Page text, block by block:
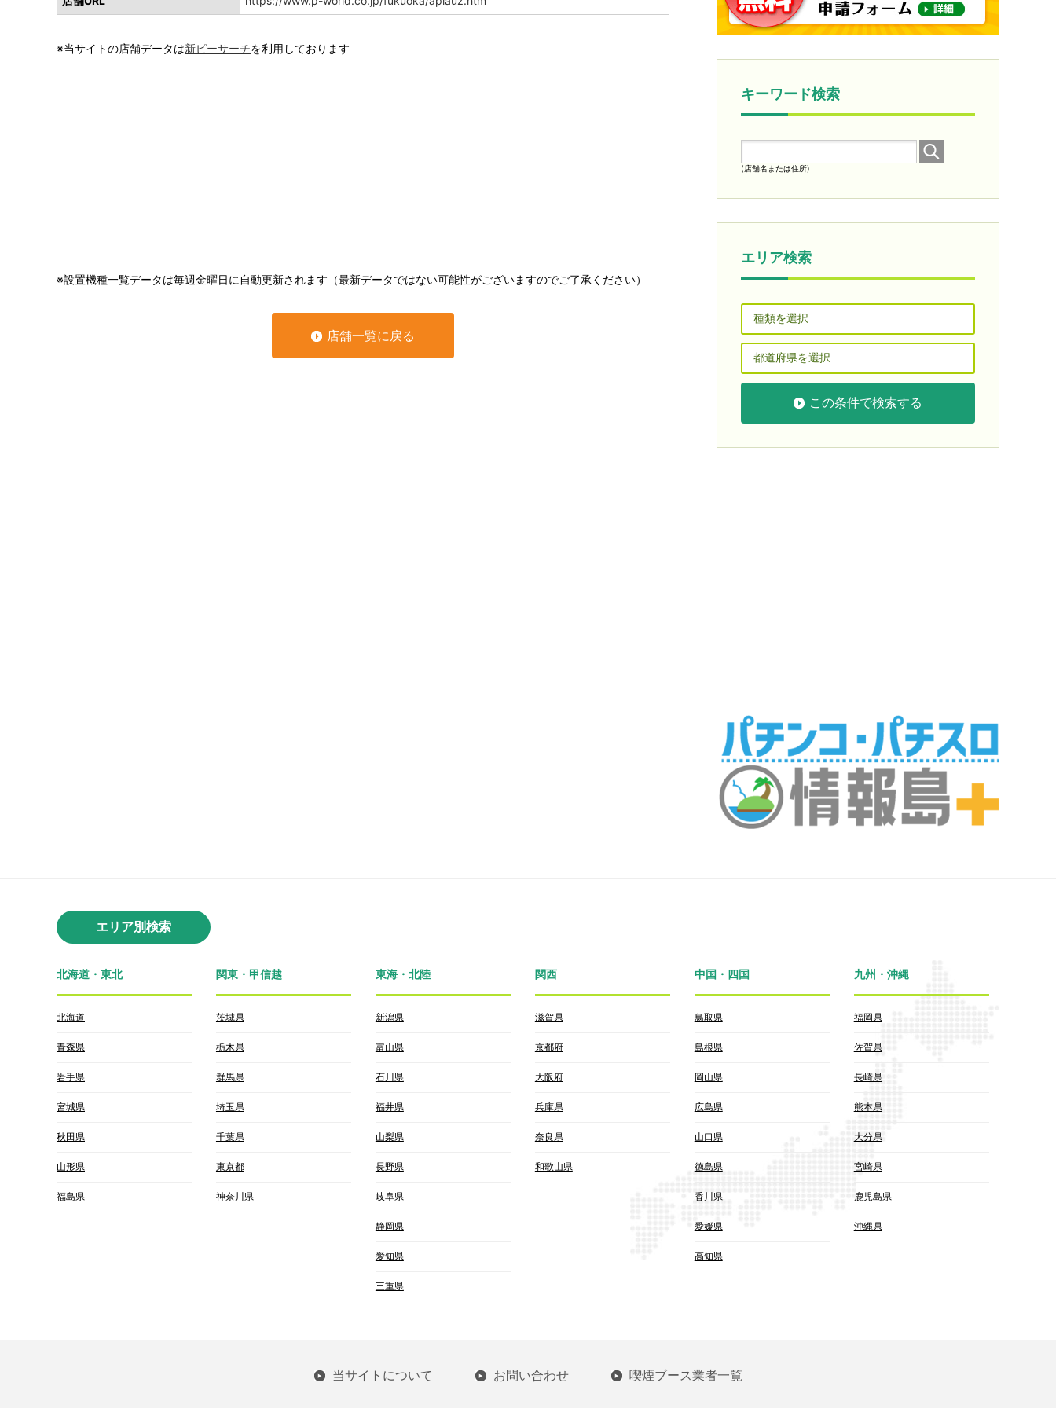
※当サイトの店舗データは新ピーサーチを利用しております
※設置機種一覧データは毎週金曜日に自動更新されます（最新データではない可能性がございますのでご了承ください）
店舗一覧に戻る
キーワード検索
(店舗名または住所)
エリア検索
この条件で検索する
エリア別検索
北海道・東北
北海道
青森県
岩手県
宮城県
秋田県
山形県
福島県
関東・甲信越
茨城県
栃木県
群馬県
埼玉県
千葉県
東京都
神奈川県
東海・北陸
新潟県
富山県
石川県
福井県
山梨県
長野県
岐阜県
静岡県
愛知県
三重県
関西
滋賀県
京都府
大阪府
兵庫県
奈良県
和歌山県
中国・四国
鳥取県
島根県
岡山県
広島県
山口県
徳島県
香川県
愛媛県
高知県
九州・沖縄
福岡県
佐賀県
長崎県
熊本県
大分県
宮崎県
鹿児島県
沖縄県
当サイトについて お問い合わせ 喫煙ブース業者一覧